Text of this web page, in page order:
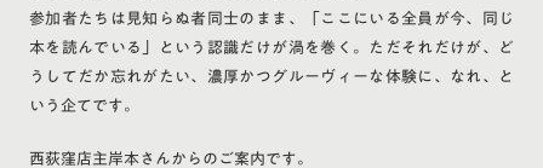
参加者たちは見知らぬ者同士のまま、「ここにいる全員が今、同じ
本を読んでいる」という認識だけが渦を巻く。ただそれだけが、ど
うしてだか忘れがたい、濃厚かつグルーヴィーな体験に、なれ、と
いう企てです。
西荻窪店主岸本さんからのご案内です。